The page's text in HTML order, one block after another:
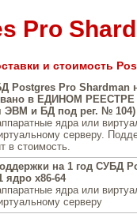
Pro
и стоимость
Postgres Pro Shardman
в ЕДИНОМ РЕЕСТРЕ
ЭВМ и БД под рег. № 104)
ядра или
серверу.
в стоимость.
на 1 год СУБД
ядро x86-64
ядра или
серверу